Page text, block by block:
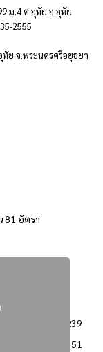
ม.4 ต.อุทัย อ.อุทัย
2555
ย จ.พระนครศรีอยุธยา
81 อัตรา
3239
2351